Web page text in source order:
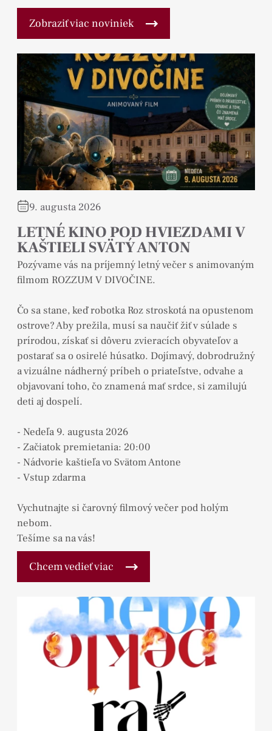
Zobraziť viac noviniek
9. augusta 2026
LETNÉ KINO POD HVIEZDAMI V
KAŠTIELI SVÄTÝ ANTON
Pozývame vás na príjemný letný večer s animovaným
filmom ROZZUM V DIVOČINE.
Čo sa stane, keď robotka Roz stroskotá na opustenom
ostrove? Aby prežila, musí sa naučiť žiť v súlade s
prírodou, získať si dôveru zvieracích obyvateľov a
postarať sa o osirelé húsatko. Dojímavý, dobrodružný
a vizuálne nádherný príbeh o priateľstve, odvahe a
objavovaní toho, čo znamená mať srdce, si zamilujú
deti aj dospelí.
- Nedeľa 9. augusta 2026
- Začiatok premietania: 20:00
- Nádvorie kaštieľa vo Svätom Antone
- Vstup zdarma
Vychutnajte si čarovný filmový večer pod holým
nebom.
Tešíme sa na vás!
Chcem vedieť viac